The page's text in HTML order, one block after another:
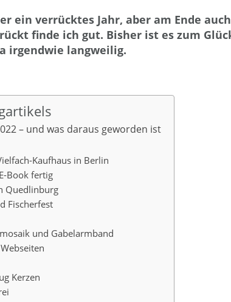
ein verrücktes Jahr, aber am Ende
finde ich gut. Bisher ist es zum
irgendwie langweilig.
– und was daraus geworden ist
Kaufhaus in Berlin
Book fertig
Quedlinburg
Fischerfest
und Gabelarmband
Kerzen